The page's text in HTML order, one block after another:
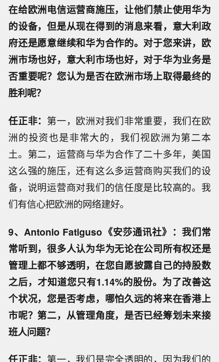
在给欧洲电信运营商施压，让他们禁止使用华为
的设备，但是从现在得到的消息来看，意大利政
府还是愿意继续和华为合作的。对于您来讲，欧
洲市场也好，意大利市场也好，对于华为业务是
否重要呢？您认为是否在欧洲市场上取得最终的
胜利呢？
任正非： 第一，欧洲对我们非常重要，我们在欧
洲的投资也是非常大的，我们视欧洲为第二本
土。第二，运营商与华为合作了二十多年，美国
这么强的施压，还有这么多运营商购买我们的设
备，说明运营商对我们的信任度是比较高的。我
们有信心把欧洲的网络建好。
9、Antonio Fatiguso《安莎通讯社》：我们常
常听到，很多人认为华为无论在公司所有权还是
管理上都不够透明，在您自愿披露自己的持股数
之后，才知道您只有1.14%的股份。为了改善这
个状况，您是否考虑，哪怕久远的将来在香港上
市呢？第二，从管理角度，是否已经筹划未来接
班人问题？
任正非： 第一，我们是完全透明的，因为我们的